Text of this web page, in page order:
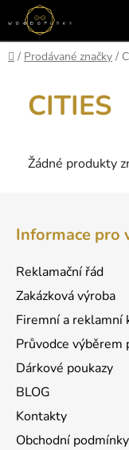
Přejít
na
obsah
Domů
/ Prodávané značky /
CITIES
Žádné produkty
Informace pro
Reklamační řád
Zakázková výroba
Firemní a reklamní
Průvodce výběrem
Dárkové poukazy
BLOG
Kontakty
Obchodní podmínky